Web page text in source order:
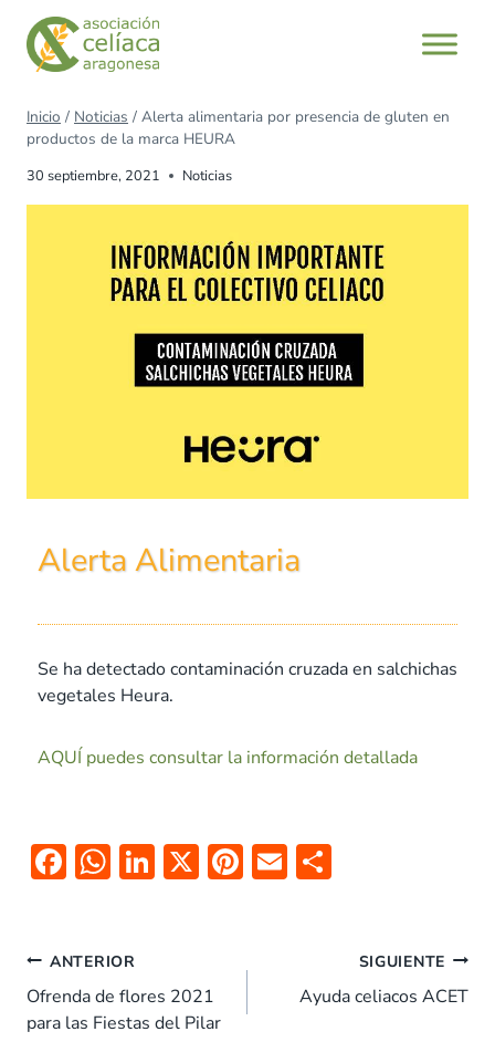
Inicio / Noticias / Alerta alimentaria por presencia de gluten en
productos de la marca HEURA
30 septiembre, 2021 Noticias
Alerta Alimentaria
Se ha detectado contaminación cruzada en salchichas
vegetales Heura.
AQUÍ puedes consultar la información detallada
F
b
o
o
W
s
A
p
Li
dI
n
X Pi
es
t
E
ar
ANTERIOR
Ofrenda de flores 2021
para las Fiestas del Pilar
SIGUIENTE
Ayuda celiacos ACET